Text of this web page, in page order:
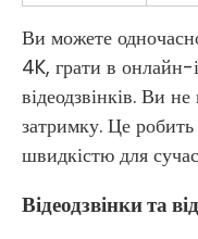
Ви можете
4K, грати в онлайн-
відеодзвінків. Ви
затримку. Це
швидкістю для
Відеодзвінки та